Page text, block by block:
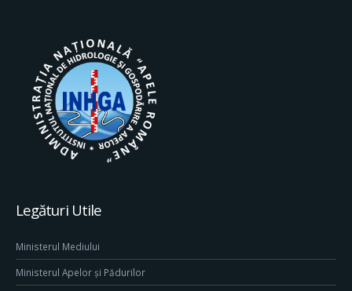
Legături Utile
Ministerul Mediului
Ministerul Apelor și Pădurilor